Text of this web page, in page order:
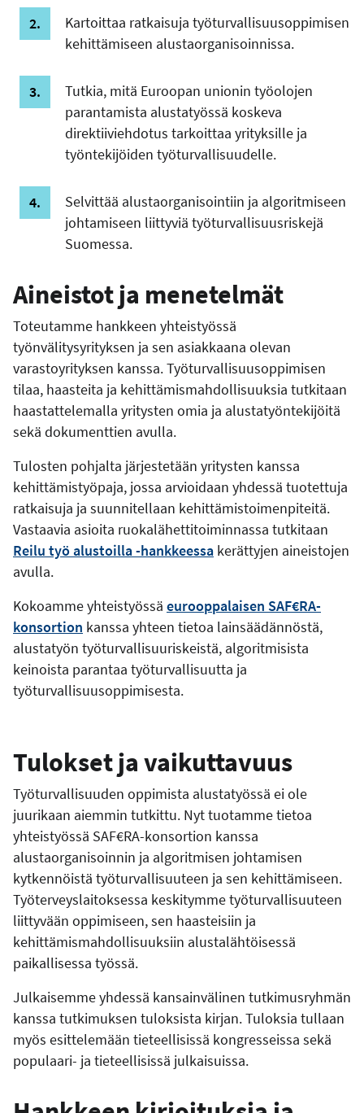
Kartoittaa ratkaisuja työturvallisuusoppimisen
kehittämiseen alustaorganisoinnissa.
Tutkia, mitä Euroopan unionin työolojen
parantamista alustatyössä koskeva
direktiiviehdotus tarkoittaa yrityksille ja
työntekijöiden työturvallisuudelle.
Selvittää alustaorganisointiin ja algoritmiseen
johtamiseen liittyviä työturvallisuusriskejä
Suomessa.
Aineistot ja menetelmät
Toteutamme hankkeen yhteistyössä
työnvälitysyrityksen ja sen asiakkaana olevan
varastoyrityksen kanssa. Työturvallisuusoppimisen
tilaa, haasteita ja kehittämismahdollisuuksia tutkitaan
haastattelemalla yritysten omia ja alustatyöntekijöitä
sekä dokumenttien avulla.
Tulosten pohjalta järjestetään yritysten kanssa
kehittämistyöpaja, jossa arvioidaan yhdessä tuotettuja
ratkaisuja ja suunnitellaan kehittämistoimenpiteitä.
Vastaavia asioita ruokalähettitoiminnassa tutkitaan
Reilu työ alustoilla -hankkeessa kerättyjen aineistojen
avulla.
Kokoamme yhteistyössä eurooppalaisen SAF€RA-
konsortion kanssa yhteen tietoa lainsäädännöstä,
alustatyön työturvallisuuriskeistä, algoritmisista
keinoista parantaa työturvallisuutta ja
työturvallisuusoppimisesta.
Tulokset ja vaikuttavuus
Työturvallisuuden oppimista alustatyössä ei ole
juurikaan aiemmin tutkittu. Nyt tuotamme tietoa
yhteistyössä SAF€RA-konsortion kanssa
alustaorganisoinnin ja algoritmisen johtamisen
kytkennöistä työturvallisuuteen ja sen kehittämiseen.
Työterveyslaitoksessa keskitymme työturvallisuuteen
liittyvään oppimiseen, sen haasteisiin ja
kehittämismahdollisuuksiin alustalähtöisessä
paikallisessa työssä.
Julkaisemme yhdessä kansainvälinen tutkimusryhmän
kanssa tutkimuksen tuloksista kirjan. Tuloksia tullaan
myös esittelemään tieteellisissä kongresseissa sekä
populaari- ja tieteellisissä julkaisuissa.